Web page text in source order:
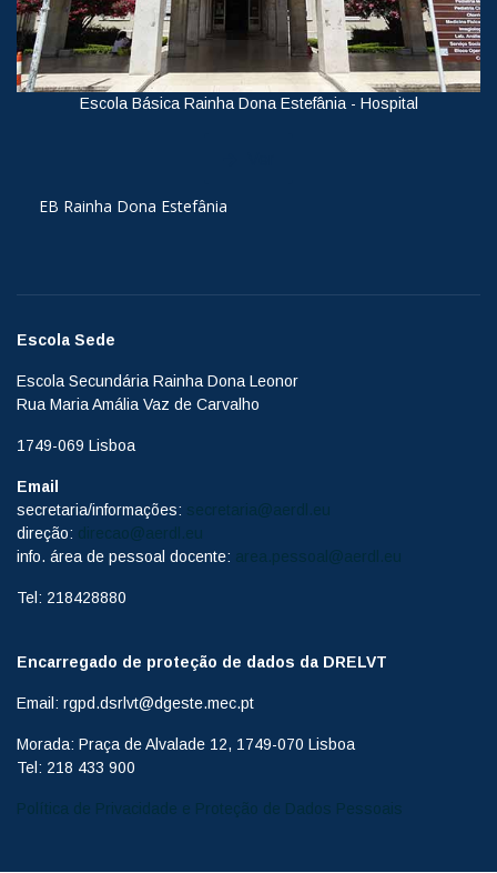
Escola Básica Rainha Dona Estefânia - Hospital
EB Rainha Dona Estefânia
Escola Sede
Escola Secundária Rainha Dona Leonor
Rua Maria Amália Vaz de Carvalho
1749-069 Lisboa
Email
secretaria/informações: secretaria@aerdl.eu
direção: direcao@aerdl.eu
info. área de pessoal docente: area.pessoal@aerdl.eu
Tel: 218428880
Encarregado de proteção de dados da DRELVT
Email: rgpd.dsrlvt@dgeste.mec.pt
Morada: Praça de Alvalade 12, 1749-070 Lisboa
Tel: 218 433 900
Política de Privacidade e Proteção de Dados Pessoais